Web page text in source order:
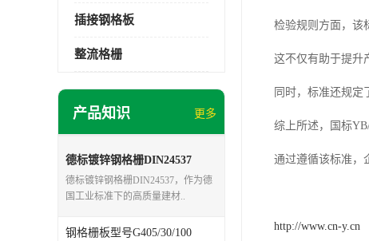
插接钢格板
整流格栅
产品知识 更多
德标镀锌钢格栅DIN24537
德标镀锌钢格栅DIN24537，作为德
国工业标准下的高质量建材..
钢格栅板型号G405/30/100
检验规则方面，该
这不仅有助于提升
同时，标准还规定
综上所述，国标
通过遵循该标准，
http://www.cn-y.cn